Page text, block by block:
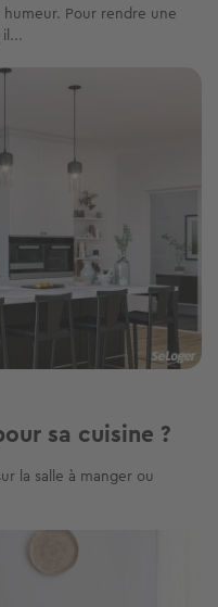
Pour rendre une
sa cuisine ?
la salle à manger ou